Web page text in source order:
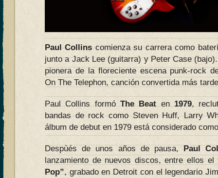
Paul Collinscomienza su carrera como
junto a Jack Lee (guitarra) y Peter Case
pionera de la floreciente escena punk-rock
On The Telephon, canción convertida más
Paul Collins formóThe Beaten1979,
bandas de rock como Steven Huff, Larry
álbum de debut en 1979 está considerado
Despùés de unos años de pausa,Paul
lanzamiento de nuevos discos, entre ellos el
Pop”, grabado en Detroit con el legendario